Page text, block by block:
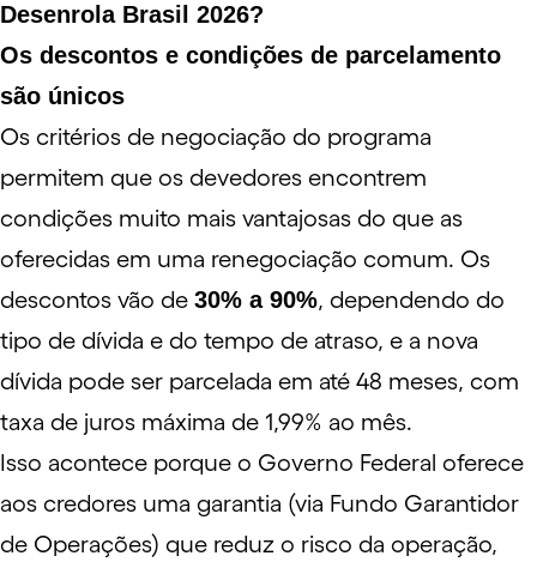
Desenrola Brasil 2026?
Os descontos e condições de parcelamento
são únicos
Os critérios de negociação do programa
permitem que os devedores encontrem
condições muito mais vantajosas do que as
oferecidas em uma renegociação comum. Os
descontos vão de 30% a 90%, dependendo do
tipo de dívida e do tempo de atraso, e a nova
dívida pode ser parcelada em até 48 meses, com
taxa de juros máxima de 1,99% ao mês.
Isso acontece porque o Governo Federal oferece
aos credores uma garantia (via Fundo Garantidor
de Operações) que reduz o risco da operação,